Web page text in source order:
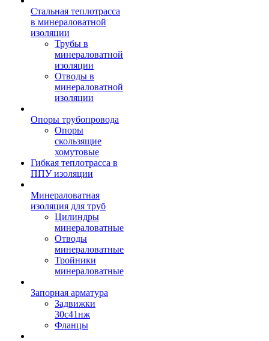
Стальная теплотрасса
в минераловатной
изоляции
Трубы в
минераловатной
изоляции
Отводы в
минераловатной
изоляции
Опоры трубопровода
Опоры
скользящие
хомутовые
Гибкая теплотрасса в
ППУ изоляции
Минераловатная
изоляция для труб
Цилиндры
минераловатные
Отводы
минераловатные
Тройники
минераловатные
Запорная арматура
Задвижки
30с41нж
Фланцы